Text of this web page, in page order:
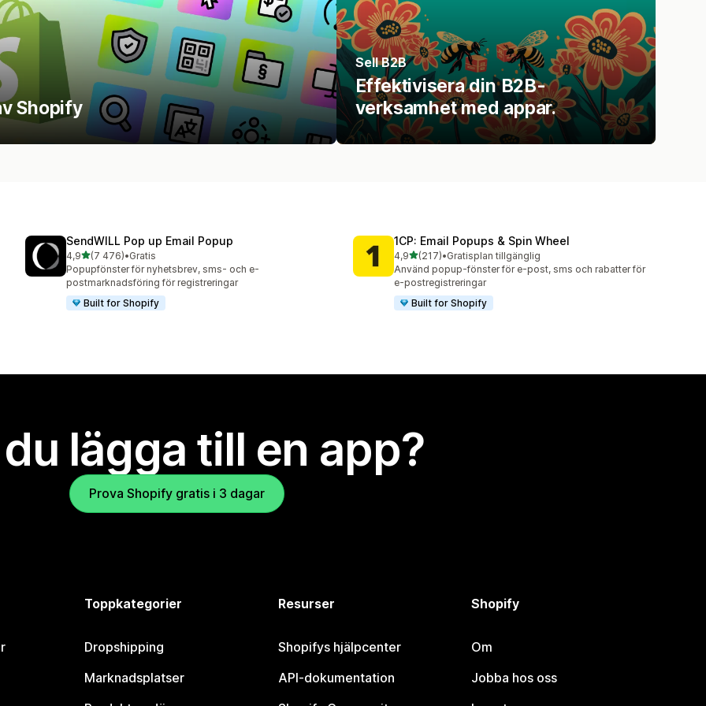
Shopify
Sell B2B
Effektivisera din B2B-
verksamhet med appar.
SendWILL Pop up Email Popup
4,9av 5 stjärnor
(7 476)
7476 recensioner totalt
•Gratis
Popupfönster för nyhetsbrev, sms- och e-
postmarknadsföring för registreringar
Built for Shopify
1CP: Email Popups & Spin Wheel
4,9av 5 stjärnor
(217)
217 recensioner totalt
•Gratisplan tillgänglig
Använd popup-fönster för e-post, sms och rabatter för
e-postregistreringar
Built for Shopify
lägga till en app?
Prova Shopify gratis i 3 dagar
Toppkategorier
Dropshipping
Marknadsplatser
Resurser
Shopifys hjälpcenter
API-dokumentation
Shopify
Om
Jobba hos oss